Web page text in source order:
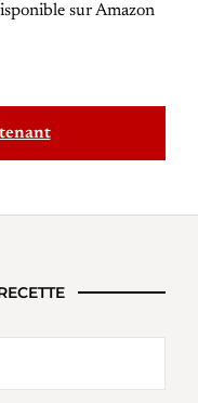
sur Amazon